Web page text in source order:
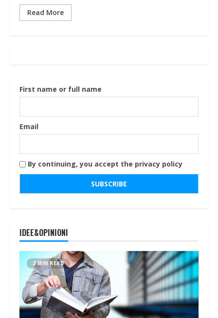
Read More
First name or full name
Email
By continuing, you accept the privacy policy
IDEE&OPINIONI
2 MIN READ